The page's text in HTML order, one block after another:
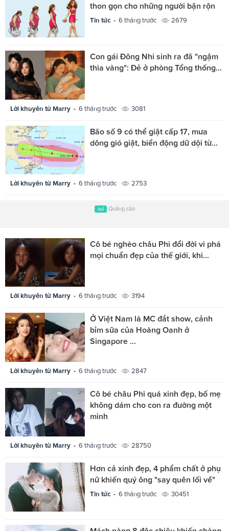
thon gọn cho những người bận rộn
Tin tức - 6 tháng trước 2679
Con gái Đông Nhi sinh ra đã "ngậm
thìa vàng": Đẻ ở phòng Tổng thống...
Lời khuyên từ Marry - 6 tháng trước 3081
Bão số 9 có thể giật cấp 17, mưa
dông gió giật, biển động dữ dội từ...
Lời khuyên từ Marry - 6 tháng trước 2753
ad Quảng cáo
Cô bé nghèo châu Phi đổi đời vì phá
mọi chuẩn đẹp của thế giới, khi...
Lời khuyên từ Marry - 6 tháng trước 3194
Ở Việt Nam là MC đắt show, cảnh
bỉm sữa của Hoàng Oanh ở
Singapore ...
Lời khuyên từ Marry - 6 tháng trước 2847
Cô bé châu Phi quá xinh đẹp, bố mẹ
không dám cho con ra đường một
mình
Lời khuyên từ Marry - 6 tháng trước 28750
Hơn cả xinh đẹp, 4 phẩm chất ở phụ
nữ khiến quý ông "say quên lối về"
Tin tức - 6 tháng trước 30451